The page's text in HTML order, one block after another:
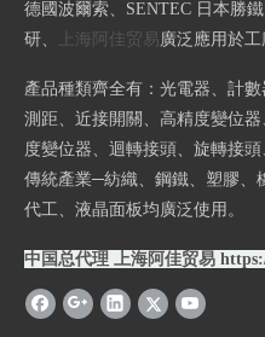
德國波爾索、SENTEC 日本勝
研、
上海阿佳贸易 廣泛應用於
產品種類齊全有：光電器、計
測距、近接開關、高精度變位
度變位器、迴轉接頭、旋轉接
傳統產業─紡織、鋼鐵、塑膠、
代工、液晶面板均廣泛使用。
中国总代理 上海阿佳贸易